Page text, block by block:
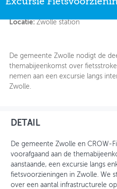
KENNISBANK
OVER FIETSBERAAD
THEMASITES
GEBRUIKER
Locatie: Zwolle station
De gemeente Zwolle nodigt de
themabijeenkomst over
nemen aan een excursie langs
Zwolle.
DETAIL
De gemeente Zwolle en CROW-
voorafgaand aan de
aanstaande, een excursie langs
fietsvoorzieningen in Zwolle. We
over een aantal infrastructurele